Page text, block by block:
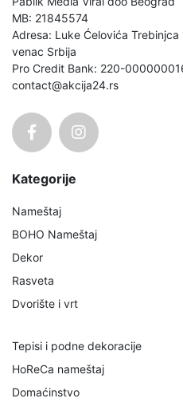
MB: 21845574
Adresa: Luke Ćelovića
venac Srbija
Pro Credit Bank: 220-
contact@akcija24.rs
Kategorije
Nameštaj
BOHO Nameštaj
Dekor
Rasveta
Dvorište i vrt
Tepisi i podne dekoracije
HoReCa nameštaj
Domaćinstvo